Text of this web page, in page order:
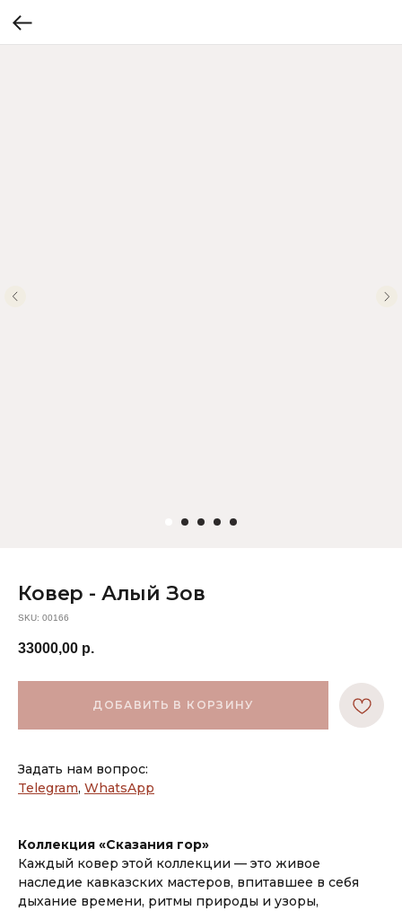
Ковер - Алый Зов
SKU: 00166
33000,00 р.
ДОБАВИТЬ В КОРЗИНУ
Задать нам вопрос:
Telegram, WhatsApp
Коллекция «Cказания гop»
Каждый ковер этой коллекции — это живое
наследие кавказских мастеров, впитавшее в себя
дыхание времени, ритмы природы и узоры,